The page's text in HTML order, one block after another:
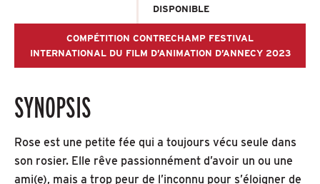
DISPONIBLE
COMPÉTITION CONTRECHAMP FESTIVAL
INTERNATIONAL DU FILM D’ANIMATION D’ANNECY 2023
SYNOPSIS
Rose est une petite fée qui a toujours vécu seule dans
son rosier. Elle rêve passionnément d’avoir un ou une
ami(e), mais a trop peur de l’inconnu pour s’éloigner de